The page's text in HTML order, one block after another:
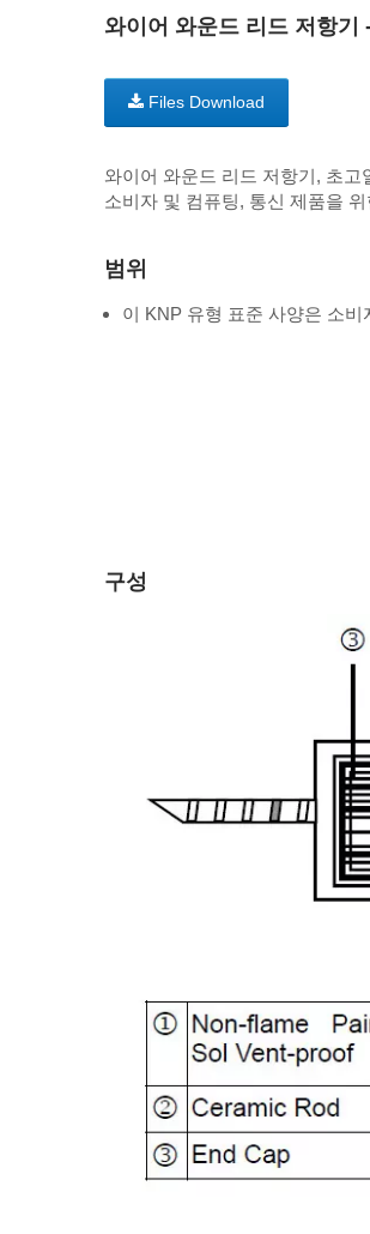
와이어 와운드 리드 저항기
Files Download
와이어 와운드 리드 저항기, 초
소비자 및 컴퓨팅, 통신 제품을
범위
이 KNP 유형 표준 사양은 소
구성